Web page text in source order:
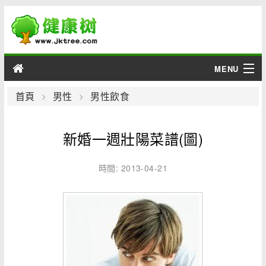
MENU
男性
首頁 男性 男性飲食
新婚一週壯陽菜譜(圖)
時間: 2013-04-21